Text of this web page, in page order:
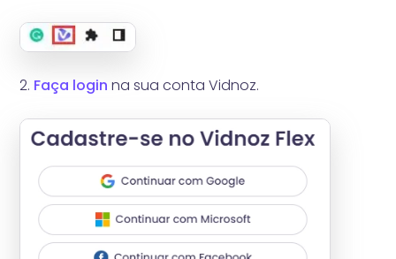
2. Faça login na sua conta Vidnoz.